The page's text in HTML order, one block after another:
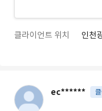
클라이언트 위치 인천
ec******